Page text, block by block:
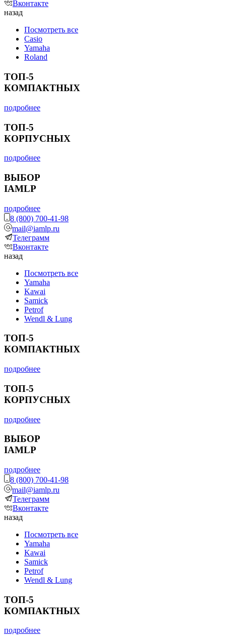
Вконтакте
назад
Посмотреть все
Casio
Yamaha
Roland
ТОП-5
КОМПАКТНЫХ
подробнее
ТОП-5
КОРПУСНЫХ
подробнее
ВЫБОР
IAMLP
подробнее
8 (800) 700-41-98
mail@iamlp.ru
Телеграмм
Вконтакте
назад
Посмотреть все
Yamaha
Kawai
Samick
Petrof
Wendl & Lung
ТОП-5
КОМПАКТНЫХ
подробнее
ТОП-5
КОРПУСНЫХ
подробнее
ВЫБОР
IAMLP
подробнее
8 (800) 700-41-98
mail@iamlp.ru
Телеграмм
Вконтакте
назад
Посмотреть все
Yamaha
Kawai
Samick
Petrof
Wendl & Lung
ТОП-5
КОМПАКТНЫХ
подробнее